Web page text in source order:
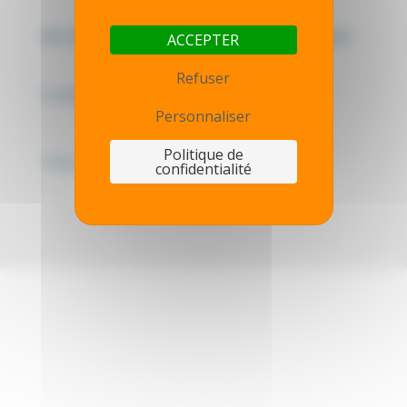
Mentions légales - Politique de confidentialité
ACCEPTER
Refuser
Personnaliser
Politique de
confidentialité